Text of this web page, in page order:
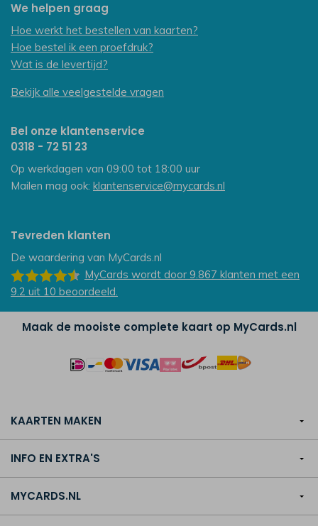
We helpen graag
Hoe werkt het bestellen van kaarten?
Hoe bestel ik een proefdruk?
Wat is de levertijd?
Bekijk alle veelgestelde vragen
Bel onze klantenservice
0318 - 72 51 23
Op werkdagen van 09:00 tot 18:00 uur
Mailen mag ook: klantenservice@mycards.nl
Tevreden klanten
De waardering van MyCards.nl
MyCards wordt door 9.867 klanten met een
9.2 uit 10 beoordeeld.
Maak de mooiste complete kaart op MyCards.nl
KAARTEN MAKEN
INFO EN EXTRA'S
MYCARDS.NL